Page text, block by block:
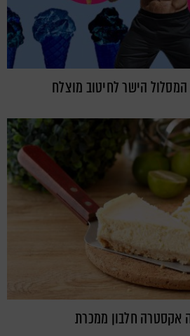
הישר לחיטוב מוצלח